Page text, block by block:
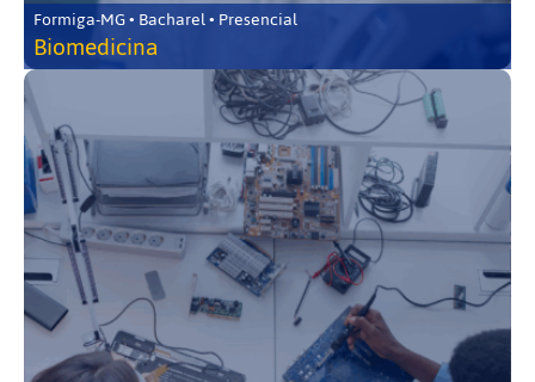
Formiga-MG • Bacharel • Presencial
Biomedicina